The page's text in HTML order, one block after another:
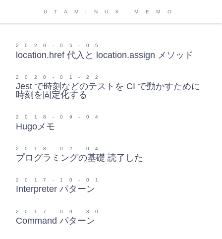
UTAMINUK MEMO
2020-05-05
location.href 代入と location.assign メソッド
2020-01-22
Jest で時刻などのテストを CI で動かすために
時刻を固定化する
2018-09-04
Hugoメモ
2018-02-04
プログラミングの基礎 読了した
2017-10-01
Interpreter パターン
2017-09-30
Command パターン